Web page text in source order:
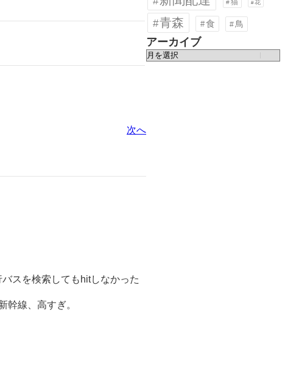
次へ
スを検索してもhitしなかった
幹線、高すぎ。
花
青森 食 鳥
アーカイブ
ア